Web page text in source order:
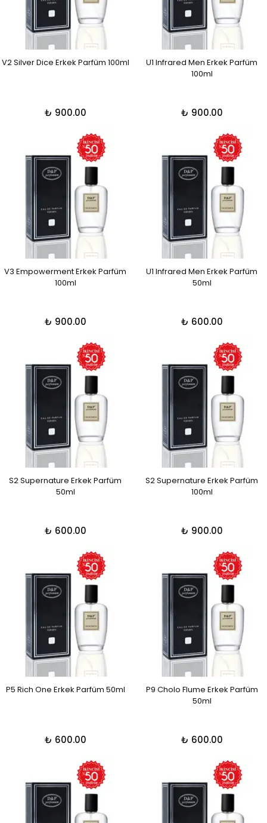
V2 Silver Dice Erkek Parfüm 100ml
₺ 900.00
U1 Infrared Men Erkek Parfüm
100ml
₺ 900.00
V3 Empowerment Erkek Parfüm
100ml
₺ 900.00
U1 Infrared Men Erkek Parfüm
50ml
₺ 600.00
S2 Supernature Erkek Parfüm
50ml
₺ 600.00
S2 Supernature Erkek Parfüm
100ml
₺ 900.00
P5 Rich One Erkek Parfüm 50ml
₺ 600.00
P9 Cholo Flume Erkek Parfüm
50ml
₺ 600.00